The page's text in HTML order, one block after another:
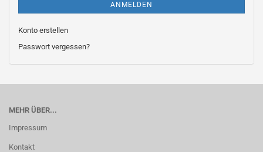
ANMELDEN
Konto erstellen
Passwort vergessen?
MEHR ÜBER...
Impressum
Kontakt